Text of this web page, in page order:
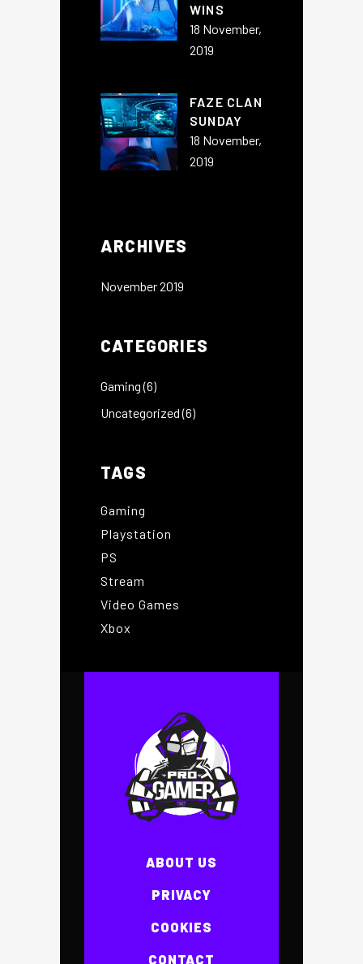
WINS
18 November,
2019
FAZE CLAN
SUNDAY
18 November,
2019
ARCHIVES
November 2019
CATEGORIES
Gaming(6)
Uncategorized(6)
TAGS
Gaming
Playstation
PS
Stream
Video Games
Xbox
ABOUT US
PRIVACY
COOKIES
CONTACT